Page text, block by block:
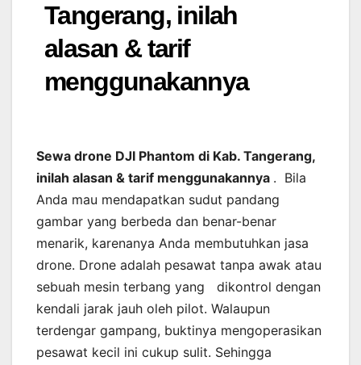
Tangerang, inilah
alasan & tarif
menggunakannya
Sewa drone DJI Phantom di Kab. Tangerang,
inilah alasan & tarif menggunakannya . Bila
Anda mau mendapatkan sudut pandang
gambar yang berbeda dan benar-benar
menarik, karenanya Anda membutuhkan jasa
drone. Drone adalah pesawat tanpa awak atau
sebuah mesin terbang yang dikontrol dengan
kendali jarak jauh oleh pilot. Walaupun
terdengar gampang, buktinya mengoperasikan
pesawat kecil ini cukup sulit. Sehingga